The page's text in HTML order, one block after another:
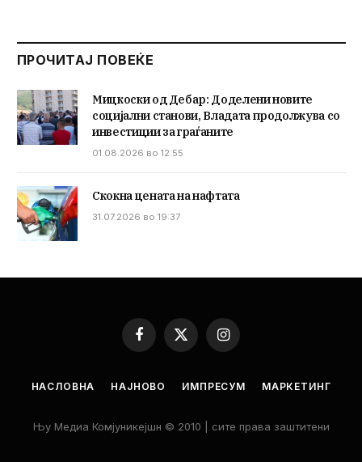
ПРОЧИТАЈ ПОВЕЌЕ
Мицкоски од Дебар: Доделени новите
социјални станови, Владата продолжува со
инвестиции за граѓаните
01.08.2026 во 12:55
Скокна цената на нафтата
31.07.2026 во 19:37
Facebook
X
Instagram
НАСЛОВНА НАЈНОВО ИМПРЕСУМ МАРКЕТИНГ
Њу Медиа Комјуникејшн © 2010 | сите права заштитени